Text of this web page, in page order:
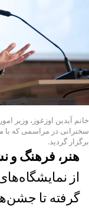
خانم آیدین اوزغوز، وزیر
سخنرانی در مراسمی که با
برگزار گردید.
هنر، فرهنگ و
از
گرفته تا